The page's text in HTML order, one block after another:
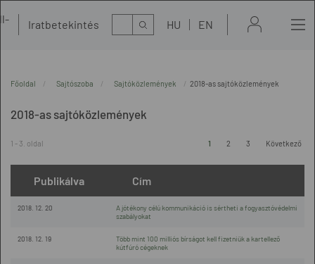
Iratbetekintés Kereső HU EN
Főoldal Sajtószoba Sajtóközlemények 2018-as sajtóközlemények
2018-as sajtóközlemények
1 - 3. oldal 1 2 3 Következő
Publikálva Cím
2018. 12. 20
A jótékony célú kommunikáció is sértheti a fogyasztóvédelmi
szabályokat
2018. 12. 19
Több mint 100 milliós bírságot kell fizetniük a kartellező
kútfúró cégeknek